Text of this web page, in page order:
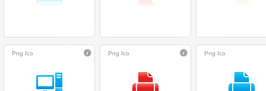
Png Ico Png Ico Png Ico